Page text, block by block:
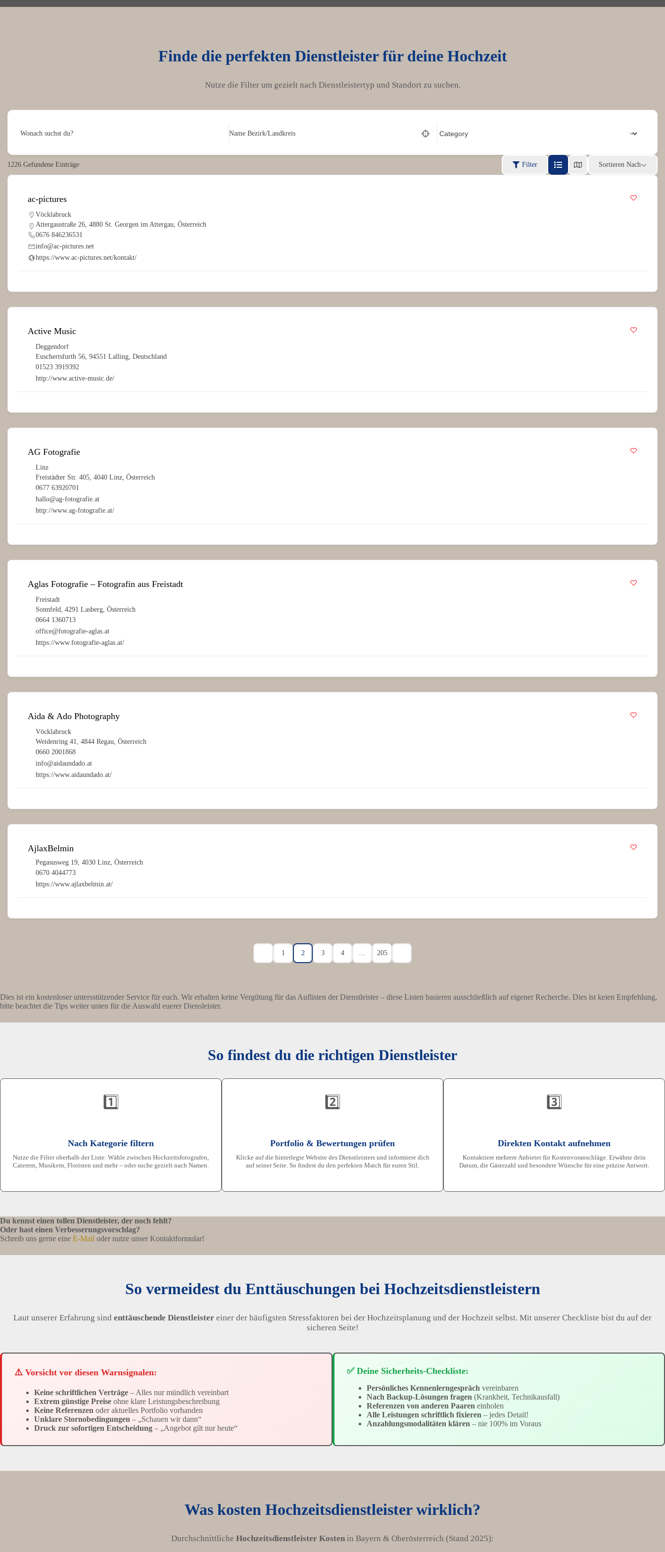
Finde die perfekten Dienstleister für deine Hochzeit
Nutze die Filter um gezielt nach Dienstleistertyp und Standort zu suchen.
Wonach suchst du? Name Bezirk/Landkreis
1226 Gefundene Einträge Filter Sortieren Nach
ac-pictures
Vöcklabruck
Attergaustraße 26, 4880 St. Georgen im Attergau, Österreich
0676 846236531
info@ac-pictures.net
https://www.ac-pictures.net/kontakt/
Active Music
Deggendorf
Euschertsfurth 56, 94551 Lalling, Deutschland
01523 3919392
http://www.active-music.de/
AG Fotografie
Linz
Freistädter Str. 405, 4040 Linz, Österreich
0677 63920701
hallo@ag-fotografie.at
http://www.ag-fotografie.at/
Aglas Fotografie – Fotografin aus Freistadt
Freistadt
Sonnfeld, 4291 Lasberg, Österreich
0664 1360713
office@fotografie-aglas.at
https://www.fotografie-aglas.at/
Aida & Ado Photography
Vöcklabruck
Weidenring 41, 4844 Regau, Österreich
0660 2001868
info@aidaundado.at
https://www.aidaundado.at/
AjlaxBelmin
Pegasusweg 19, 4030 Linz, Österreich
0670 4044773
https://www.ajlaxbelmin.at/
1 2 3 4 205
Dies ist ein kostenloser untersstützender Service für euch. Wir erhalten keine Vergütung für das Auflisten der Dienstleister – diese Listen basieren ausschließlich auf eigener Recherche. Dies ist keien Empfehlung,
bitte beachtet die Tips weiter unten für die Auswahl euerer Diensleister.
So findest du die richtigen Dienstleister
1️⃣
Nach Kategorie filtern
Nutze die Filter oberhalb der Liste: Wähle zwischen Hochzeitsfotografen,
Caterern, Musikern, Floristen und mehr – oder suche gezielt nach Namen.
2️⃣
Portfolio & Bewertungen prüfen
Klicke auf die hinterlegte Website des Dienstleisters und informiere dich
auf seiner Seite. So findest du den perfekten Match für euren Stil.
3️⃣
Direkten Kontakt aufnehmen
Kontaktiere mehrere Anbieter für Kostenvoranschläge. Erwähne dein
Datum, die Gästezahl und besondere Wünsche für eine präzise Antwort.
Du kennst einen tollen Dienstleister, der noch fehlt?
Oder hast einen Verbesserungsvorschlag?
Schreib uns gerne eine E-Mail oder nutze unser Kontaktformular!
So vermeidest du Enttäuschungen bei Hochzeitsdienstleistern
Laut unserer Erfahrung sind enttäuschende Dienstleister einer der häufigsten Stressfaktoren bei der Hochzeitsplanung und der Hochzeit selbst. Mit unserer Checkliste bist du auf der
sicheren Seite!
⚠️ Vorsicht vor diesen Warnsignalen:
Keine schriftlichen Verträge – Alles nur mündlich vereinbart
Extrem günstige Preise ohne klare Leistungsbeschreibung
Keine Referenzen oder aktuelles Portfolio vorhanden
Unklare Stornobedingungen – „Schauen wir dann“
Druck zur sofortigen Entscheidung – „Angebot gilt nur heute“
✅ Deine Sicherheits-Checkliste:
Persönliches Kennenlerngespräch vereinbaren
Nach Backup-Lösungen fragen (Krankheit, Technikausfall)
Referenzen von anderen Paaren einholen
Alle Leistungen schriftlich fixieren – jedes Detail!
Anzahlungsmodalitäten klären – nie 100% im Voraus
Was kosten Hochzeitsdienstleister wirklich?
Durchschnittliche Hochzeitsdienstleister Kosten in Bayern & Oberösterreich (Stand 2025):